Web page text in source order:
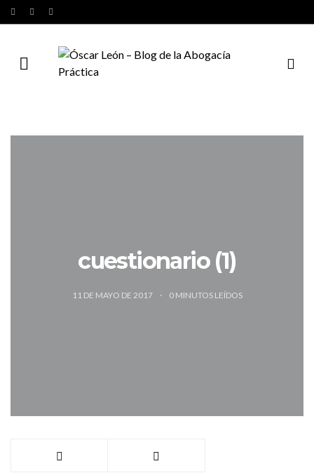
cuestionario (1)
11 DE MAYO DE 2017 0 MINUTOS LEÍDOS